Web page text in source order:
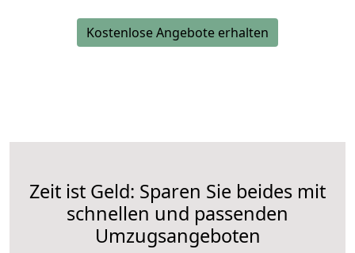
Kostenlose Angebote erhalten
Zeit ist Geld: Sparen Sie beides mit
schnellen und passenden
Umzugsangeboten